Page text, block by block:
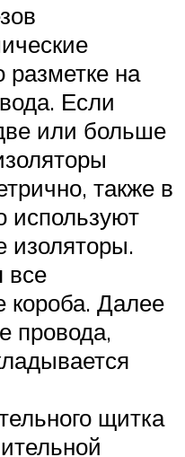
разметке на
Если
или больше
также в
используют
изоляторы.
все
короба. Далее
провода,
щитка